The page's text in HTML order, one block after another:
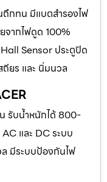
ถึกทน มีแบตสำรองไฟ
จากไฟดูด 100%
Sensor ประตูปิด
ยร และ นิ่มนวล
รับน้ำหนักได้ 800-
และ DC ระบบ
มีระบบป้องกันไฟ